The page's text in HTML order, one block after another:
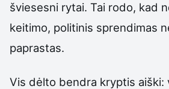
šviesesni rytai. Tai rodo, kad
keitimo, politinis sprendimas
paprastas.
Vis dėlto bendra kryptis aiški: